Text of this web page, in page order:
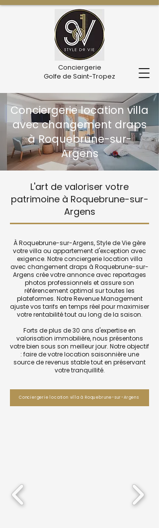
Conciergerie
Golfe de Saint-Tropez
Conciergerie location villa
avec changement draps
à Roquebrune-sur-
Argens
L'art de valoriser votre
patrimoine à Roquebrune-sur-
Argens
À Roquebrune-sur-Argens, Style de Vie gère
votre villa ou appartement d'exception avec
exigence. Notre conciergerie location villa
avec changement draps à Roquebrune-sur-
Argens crée votre annonce avec reportages
photos professionnels et assure son
référencement optimal sur toutes les
plateformes. Notre Revenue Management
ajuste vos tarifs en temps réel pour maximiser
votre rentabilité tout au long de la saison.
Forts de plus de 30 ans d'expertise en
valorisation immobilière, nous présentons
votre bien sous son meilleur jour. Notre objectif
: faire de votre location saisonnière une
source de revenus stable tout en préservant
votre tranquillité.
Conciergerie location villa à Roquebrune-sur-Argens